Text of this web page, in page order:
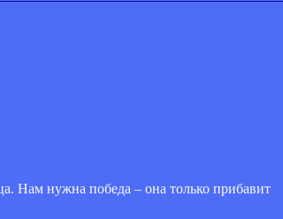
Нам нужна победа – она только прибавит